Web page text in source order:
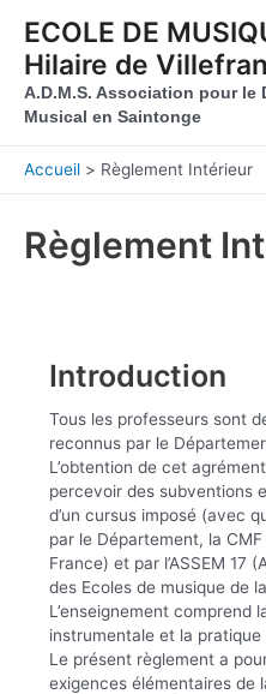
ECOLE DE
Hilaire de
A.D.M.S. Association pour le
Musical en Saintonge
Accueil Règlement Intérieur
Règlement
Introduction
Tous les professeurs sont
reconnus par le
L’obtention de cet
percevoir des subventions
d’un cursus imposé (avec
par le Département, la
France) et par l’ASSEM 17
des Ecoles de musique de
L’enseignement comprend
instrumentale et la
Le présent règlement a
exigences élémentaires de